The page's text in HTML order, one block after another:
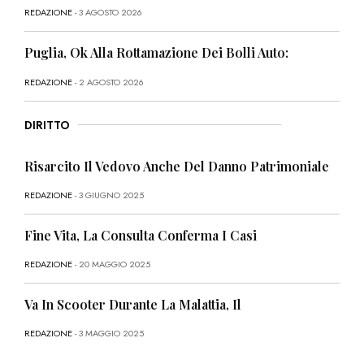
REDAZIONE- 3 AGOSTO 2026
Puglia, Ok Alla Rottamazione Dei Bolli Auto:
REDAZIONE- 2 AGOSTO 2026
DIRITTO
Risarcito Il Vedovo Anche Del Danno Patrimoniale
REDAZIONE- 3 GIUGNO 2025
Fine Vita, La Consulta Conferma I Casi
REDAZIONE- 20 MAGGIO 2025
Va In Scooter Durante La Malattia, Il
REDAZIONE- 3 MAGGIO 2025